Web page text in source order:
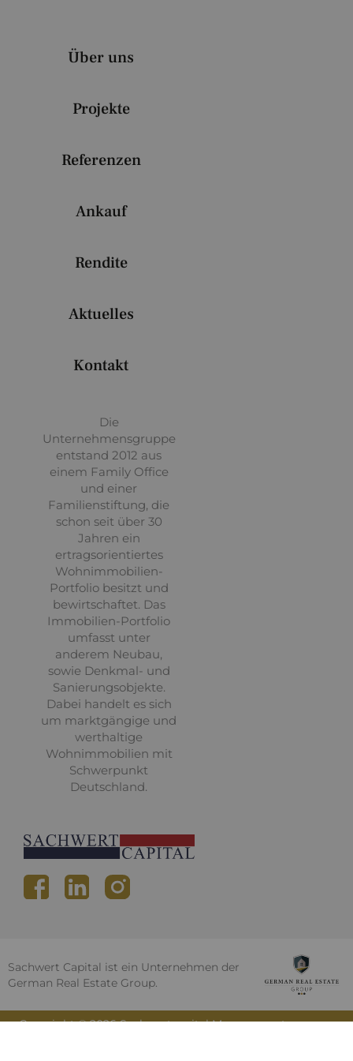
Über uns
Projekte
Referenzen
Ankauf
Rendite
Aktuelles
Kontakt
Die
Unternehmensgruppe
entstand 2012 aus
einem Family Office
und einer
Familienstiftung, die
schon seit über 30
Jahren ein
ertragsorientiertes
Wohnimmobilien-
Portfolio besitzt und
bewirtschaftet. Das
Immobilien-Portfolio
umfasst unter
anderem Neubau,
sowie Denkmal- und
Sanierungsobjekte.
Dabei handelt es sich
um marktgängige und
werthaltige
Wohnimmobilien mit
Schwerpunkt
Deutschland.
Sachwert Capital ist ein Unternehmen der
German Real Estate Group.
Copyright ©2026Sachwertcapital Management